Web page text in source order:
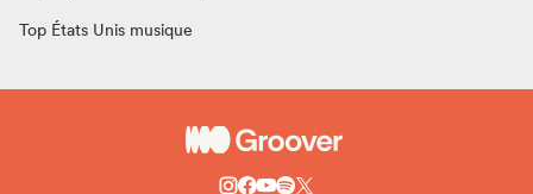
Top États Unis musique